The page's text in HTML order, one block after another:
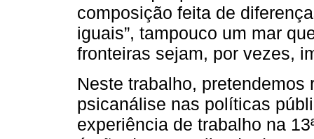
composição feita de
iguais”, tampouco um mar
fronteiras sejam, por vezes,
Neste trabalho,
psicanálise nas políticas
experiência de trabalho na